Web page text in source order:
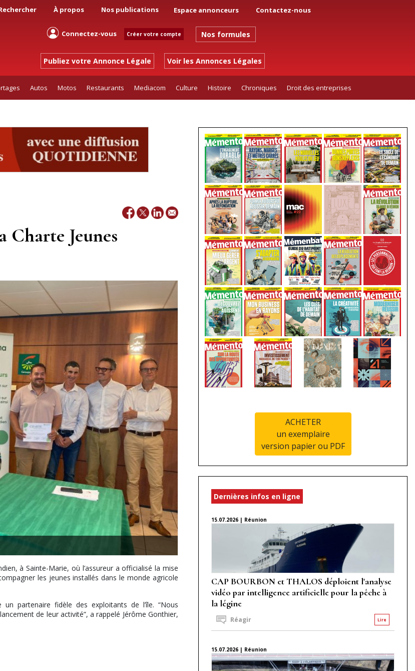
À propos Nos publications Espace annonceurs Contactez-nous
Connectez-vous Créer votre compte Nos formules
Publiez votre Annonce Légale Voir les Annonces Légales
Autos Motos Restaurants Mediacom Culture Histoire Chroniques Droit des entreprises
Charte Jeunes
à Sainte-Marie, où l’assureur a officialisé la mise
les jeunes installés dans le monde agricole
partenaire fidèle des exploitants de l’île. “Nous
de leur activité”, a rappelé Jérôme Gonthier,
ACHETER
un exemplaire
version papier ou PDF
Dernières infos en ligne
15.07.2026 | Réunion
CAP BOURBON et THALOS déploient l'analyse
vidéo par intelligence artificielle pour la pêche à
la légine
Lire
Réagir
15.07.2026 | Réunion